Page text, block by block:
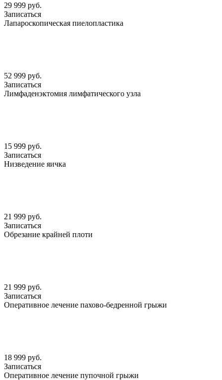
29 999 руб.
Записаться
Лапароскопическая пиелопластика
52 999 руб.
Записаться
Лимфаденэктомия лимфатического узла
15 999 руб.
Записаться
Низведение яичка
21 999 руб.
Записаться
Обрезание крайней плоти
21 999 руб.
Записаться
Оперативное лечение пахово-бедренной грыжи
18 999 руб.
Записаться
Оперативное лечение пупочной грыжи